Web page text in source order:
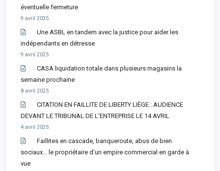
éventuelle fermeture
9 avril 2025
Une ASBL en tandem avec la justice pour aider les
indépendants en détresse
9 avril 2025
CASA liquidation totale dans plusieurs magasins la
semaine prochaine
8 avril 2025
CITATION EN FAILLITE DE LIBERTY LIÈGE : AUDIENCE
DEVANT LE TRIBUNAL DE L’ENTREPRISE LE 14 AVRIL
4 avril 2025
Faillites en cascade, banqueroute, abus de bien
sociaux… le propriétaire d’un empire commercial en garde à
vue